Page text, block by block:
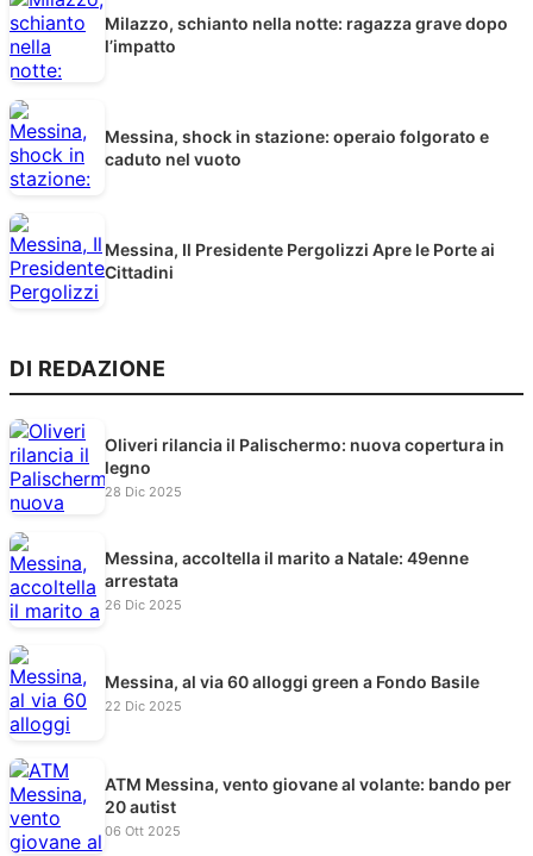
Milazzo, schianto nella notte: ragazza grave dopo
l’impatto
Messina, shock in stazione: operaio folgorato e
caduto nel vuoto
Messina, Il Presidente Pergolizzi Apre le Porte ai
Cittadini
DI REDAZIONE
Oliveri rilancia il Palischermo: nuova copertura in
legno
28 Dic 2025
Messina, accoltella il marito a Natale: 49enne
arrestata
26 Dic 2025
Messina, al via 60 alloggi green a Fondo Basile
22 Dic 2025
ATM Messina, vento giovane al volante: bando per
20 autist
06 Ott 2025